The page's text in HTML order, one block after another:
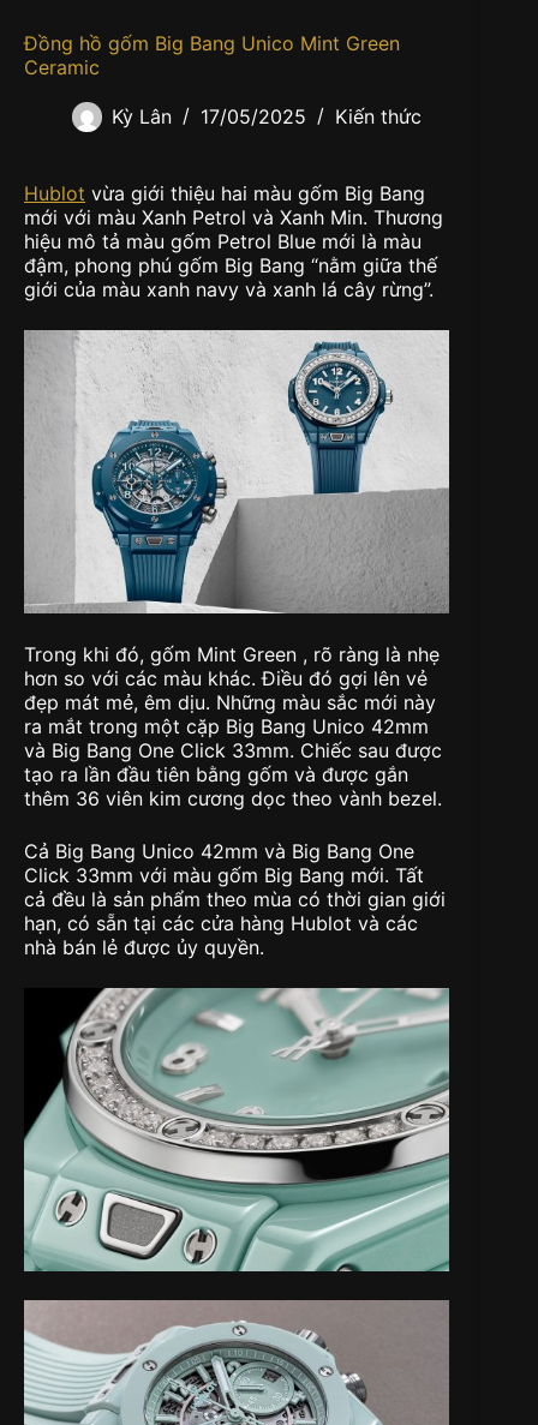
Đồng hồ gốm Big Bang Unico Mint Green
Ceramic
Kỳ Lân 17/05/2025 Kiến thức
Hublot vừa giới thiệu hai màu gốm Big Bang
mới với màu Xanh Petrol và Xanh Min. Thương
hiệu mô tả màu gốm Petrol Blue mới là màu
đậm, phong phú gốm Big Bang “nằm giữa thế
giới của màu xanh navy và xanh lá cây rừng”.
Trong khi đó, gốm Mint Green , rõ ràng là nhẹ
hơn so với các màu khác. Điều đó gợi lên vẻ
đẹp mát mẻ, êm dịu. Những màu sắc mới này
ra mắt trong một cặp Big Bang Unico 42mm
và Big Bang One Click 33mm. Chiếc sau được
tạo ra lần đầu tiên bằng gốm và được gắn
thêm 36 viên kim cương dọc theo vành bezel.
Cả Big Bang Unico 42mm và Big Bang One
Click 33mm với màu gốm Big Bang mới. Tất
cả đều là sản phẩm theo mùa có thời gian giới
hạn, có sẵn tại các cửa hàng Hublot và các
nhà bán lẻ được ủy quyền.